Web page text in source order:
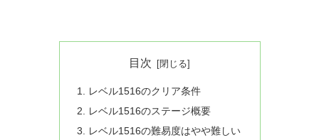
目次
レベル1516のクリア条件
レベル1516のステージ概要
レベル1516の難易度はやや難しい